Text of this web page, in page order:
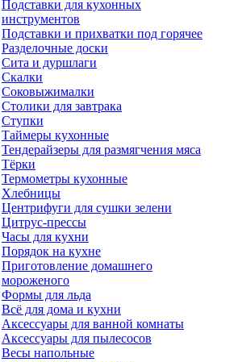
Подставки для кухонных
инструментов
Подставки и прихватки под горячее
Разделочные доски
Сита и дуршлаги
Скалки
Соковыжималки
Столики для завтрака
Ступки
Таймеры кухонные
Тендерайзеры для размягчения мяса
Тёрки
Термометры кухонные
Хлебницы
Центрифуги для сушки зелени
Цитрус-прессы
Часы для кухни
Порядок на кухне
Приготовление домашнего
мороженого
Формы для льда
Всё для дома и кухни
Аксессуары для ванной комнаты
Аксессуары для пылесосов
Весы напольные